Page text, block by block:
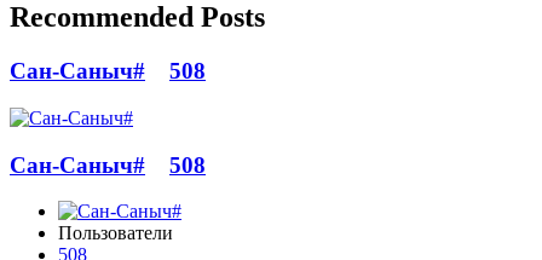
Recommended Posts
Сан-Саныч# 508
Сан-Саныч# 508
Пользователи
508